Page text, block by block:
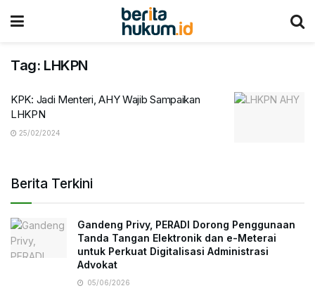
Tag: LHKPN
KPK: Jadi Menteri, AHY Wajib Sampaikan
LHKPN
25/02/2024
Berita Terkini
Gandeng Privy, PERADI Dorong Penggunaan
Tanda Tangan Elektronik dan e-Meterai
untuk Perkuat Digitalisasi Administrasi
Advokat
05/06/2026